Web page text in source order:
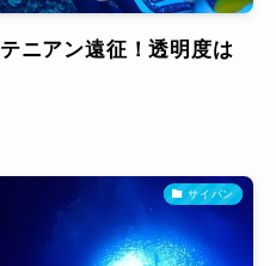
ニアン遠征！透明度は
サイパン